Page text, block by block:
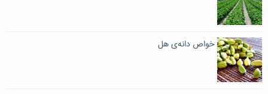
خواص دانه‌ی هل